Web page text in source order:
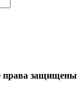
права защищены